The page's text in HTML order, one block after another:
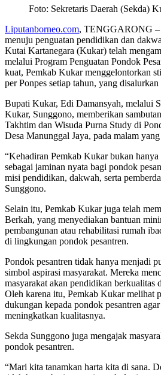
Foto: Sekretaris Daerah (Sekda)
Liputanborneo.com, TENGGARONG –
menuju penguatan pendidikan dan
Kutai Kartanegara (Kukar) telah
melalui Program Penguatan Pondok
kuat, Pemkab Kukar menggelontorkan
per Ponpes setiap tahun, yang disalurkan
Bupati Kukar, Edi Damansyah, melalui
Kukar, Sunggono, memberikan
Takhtim dan Wisuda Purna Study di
Desa Manunggal Jaya, pada malam
“Kehadiran Pemkab Kukar bukan hanya
sebagai jaminan nyata bagi pondok
misi pendidikan, dakwah, serta
Sunggono.
Selain itu, Pemkab Kukar juga telah
Berkah, yang menyediakan bantuan
pembangunan atau rehabilitasi rumah
di lingkungan pondok pesantren.
Pondok pesantren tidak hanya menjadi
simbol aspirasi masyarakat. Mereka
masyarakat akan pendidikan berkualitas
Oleh karena itu, Pemkab Kukar melihat
dukungan kepada pondok pesantren
meningkatkan kualitasnya.
Sekda Sunggono juga mengajak
pondok pesantren.
“Mari kita tanamkan harta kita di sana.